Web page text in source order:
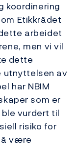
koordinering
Etikkrådet
arbeidet
men vi vil
dette
utnyttelsen av
har NBIM
som er
vurdert til
risiko for
å være